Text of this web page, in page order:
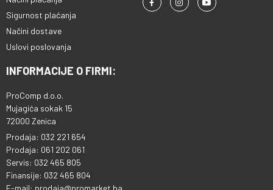
Sigurnost plaćanja
Načini dostave
Uslovi poslovanja
INFORMACIJE O FIRMI:
ProComp d.o.o.
Mujagića sokak 15
72000 Zenica
Prodaja: 032 221 654
Prodaja: 061 202 061
Servis: 032 465 805
Finansije: 032 465 804